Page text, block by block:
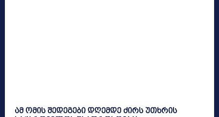
ამ ომის შედეგები დღემდე ძირს უთხრის